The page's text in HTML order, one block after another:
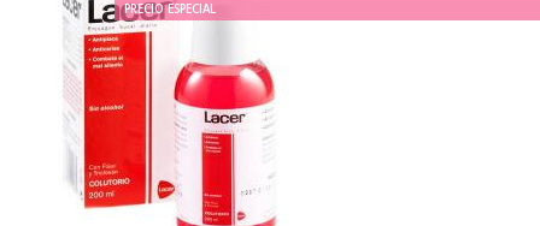
PRECIO ESPECIAL